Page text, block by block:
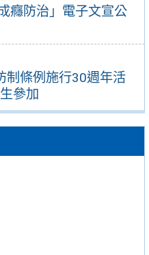
癮防治」電子文宣公
制條例施行30週年活
參加